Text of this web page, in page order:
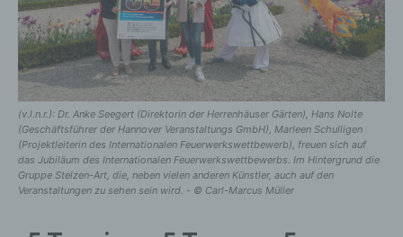
(v.l.n.r.): Dr. Anke Seegert (Direktorin der Herrenhäuser Gärten), Hans Nolte
(Geschäftsführer der Hannover Veranstaltungs GmbH), Marleen Schulligen
(Projektleiterin des Internationalen Feuerwerkswettbewerb), freuen sich auf
das Jubiläum des Internationalen Feuerwerkswettbewerbs. Im Hintergrund die
Gruppe Stelzen-Art, die, neben vielen anderen Künstler, auch auf den
Veranstaltungen zu sehen sein wird. - © Carl-Marcus Müller